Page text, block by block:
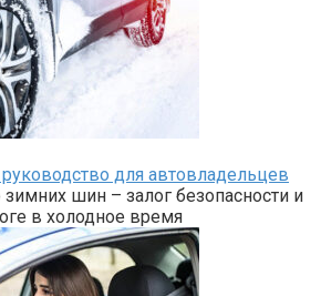
для автовладельцев
шин – залог безопасности и
в холодное время